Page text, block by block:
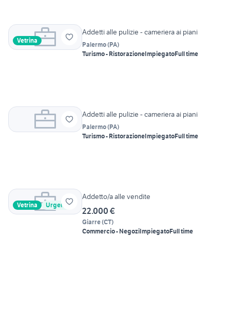
Vetrina
Addetti alle pulizie - cameriera ai piani
Palermo(PA)
Turismo - RistorazioneImpiegatoFull time
Addetti alle pulizie - cameriera ai piani
Palermo(PA)
Turismo - RistorazioneImpiegatoFull time
Vetrina Urgente
Addetto/a alle vendite
22.000 €
Giarre(CT)
Commercio - NegoziImpiegatoFull time